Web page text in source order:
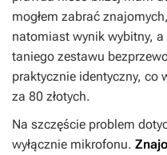
mogłem zabrać
natomiast wynik wybitny,
taniego zestawu
praktycznie identyczny, co
za 80 złotych.
Na szczęście problem
wyłącznie mikrofonu.